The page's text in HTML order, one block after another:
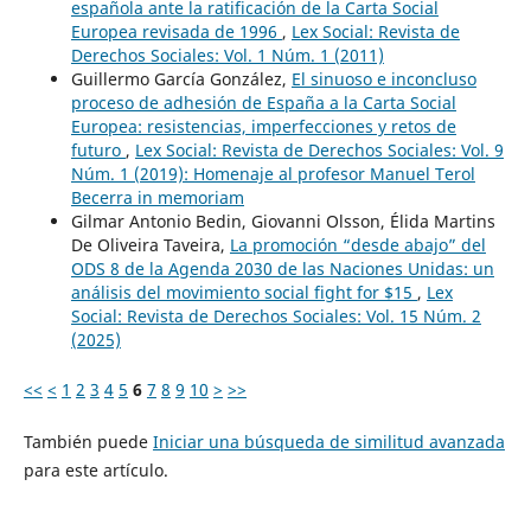
española ante la ratificación de la Carta Social
Europea revisada de 1996 , Lex Social: Revista de
Derechos Sociales: Vol. 1 Núm. 1 (2011)
Guillermo García González, El sinuoso e inconcluso
proceso de adhesión de España a la Carta Social
Europea: resistencias, imperfecciones y retos de
futuro , Lex Social: Revista de Derechos Sociales: Vol. 9
Núm. 1 (2019): Homenaje al profesor Manuel Terol
Becerra in memoriam
Gilmar Antonio Bedin, Giovanni Olsson, Élida Martins
De Oliveira Taveira, La promoción “desde abajo” del
ODS 8 de la Agenda 2030 de las Naciones Unidas: un
análisis del movimiento social fight for $15 , Lex
Social: Revista de Derechos Sociales: Vol. 15 Núm. 2
(2025)
<< < 1 2 3 4 5 6 7 8 9 10 > >>
También puede Iniciar una búsqueda de similitud avanzada
para este artículo.